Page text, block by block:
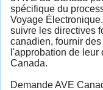
spécifique du
Voyage
suivre les directives
canadien, fournir
l'approbation de
Canada.
Demande AVE